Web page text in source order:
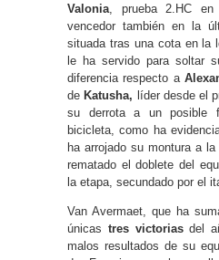
Valonia , prueba 2.HC en
vencedor también en la
situada tras una cota en la
le ha servido para soltar
diferencia respecto a
de Katusha, líder desde el
su derrota a un posible
bicicleta, como ha
ha arrojado su montura a la
rematado el doblete del
la etapa, secundado por el
Van Avermaet, que ha
únicas tres victoriasdel
malos resultados de su